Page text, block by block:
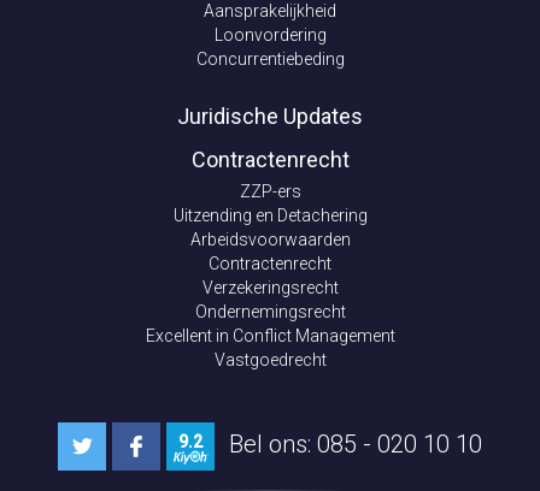
Aansprakelijkheid
Loonvordering
Concurrentiebeding
Juridische Updates
Contractenrecht
ZZP-ers
Uitzending en Detachering
Arbeidsvoorwaarden
Contractenrecht
Verzekeringsrecht
Ondernemingsrecht
Excellent in Conflict Management
Vastgoedrecht
9.2 Bel ons: 085 - 020 10 10